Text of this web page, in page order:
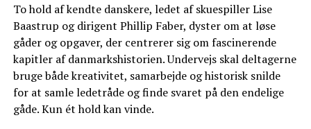
To hold af kendte danskere, ledet af skuespiller Lise
Baastrup og dirigent Phillip Faber, dyster om at løse
gåder og opgaver, der centrerer sig om fascinerende
kapitler af danmarkshistorien. Undervejs skal deltagerne
bruge både kreativitet, samarbejde og historisk snilde
for at samle ledetråde og finde svaret på den endelige
gåde. Kun ét hold kan vinde.